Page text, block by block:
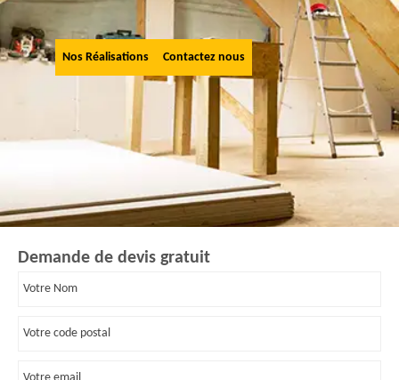
Nos Réalisations Contactez nous
Demande de devis gratuit